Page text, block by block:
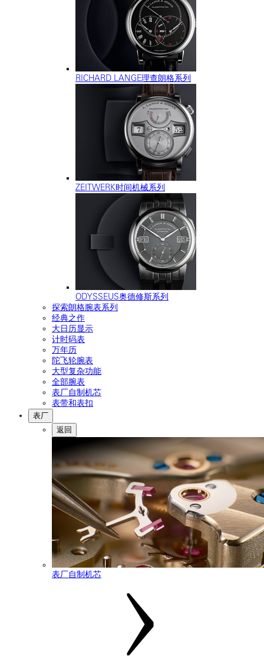
RICHARD LANGE理查朗格系列
ZEITWERK时间机械系列
ODYSSEUS奥德修斯系列
探索朗格腕表系列
经典之作
大日历显示
计时码表
万年历
陀飞轮腕表
大型复杂功能
全部腕表
表厂自制机芯
表带和表扣
表厂
返回
表厂自制机芯